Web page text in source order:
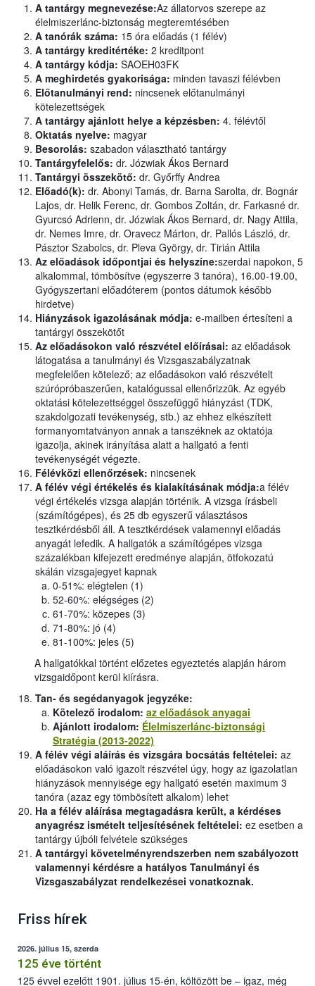
A tantárgy megnevezése:Az állatorvos szerepe az
élelmiszerlánc-biztonság megteremtésében
A tanórák száma: 15 óra előadás (1 félév)
A tantárgy kreditértéke: 2 kreditpont
A tantárgy kódja: SAOEH03FK
A meghirdetés gyakorisága: minden tavaszi félévben
Előtanulmányi rend: nincsenek előtanulmányi
kötelezettségek
A tantárgy ajánlott helye a képzésben: 4. félévtől
Oktatás nyelve: magyar
Besorolás: szabadon választható tantárgy
Tantárgyfelelős: dr. Józwiak Ákos Bernard
Tantárgyi összekötő: dr. Győrffy Andrea
Előadó(k): dr. Abonyi Tamás, dr. Barna Sarolta, dr. Bognár
Lajos, dr. Helik Ferenc, dr. Gombos Zoltán, dr. Farkasné dr.
Gyurcsó Adrienn, dr. Józwiak Ákos Bernard, dr. Nagy Attila,
dr. Nemes Imre, dr. Oravecz Márton, dr. Pallós László, dr.
Pásztor Szabolcs, dr. Pleva György, dr. Tirián Attila
Az előadások időpontjai és helyszíne:szerdai napokon, 5
alkalommal, tömbösítve (egyszerre 3 tanóra), 16.00-19.00,
Gyógyszertani előadóterem (pontos dátumok később
hirdetve)
Hiányzások igazolásának módja: e-mailben értesíteni a
tantárgyi összekötőt
Az előadásokon való részvétel előírásai: az előadások
látogatása a tanulmányi és Vizsgaszabályzatnak
megfelelően kötelező; az előadásokon való részvételt
szúrópróbaszerűen, katalógussal ellenőrizzük. Az egyéb
oktatási kötelezettséggel összefüggő hiányzást (TDK,
szakdolgozati tevékenység, stb.) az ehhez elkészített
formanyomtatványon annak a tanszéknek az oktatója
igazolja, akinek irányítása alatt a hallgató a fenti
tevékenységét végezte.
Félévközi ellenőrzések: nincsenek
A félév végi értékelés és kialakításának módja:a félév
végi értékelés vizsga alapján történik. A vizsga írásbeli
(számítógépes), és 25 db egyszerű választásos
tesztkérdésből áll. A tesztkérdések valamennyi előadás
anyagát lefedik. A hallgatók a számítógépes vizsga
százalékban kifejezett eredménye alapján, ötfokozatú
skálán vizsgajegyet kapnak
0-51%: elégtelen (1)
52-60%: elégséges (2)
61-70%: közepes (3)
71-80%: jó (4)
81-100%: jeles (5)
A hallgatókkal történt előzetes egyeztetés alapján három
vizsgaidőpont kerül kiírásra.
Tan- és segédanyagok jegyzéke:
Kötelező irodalom: az előadások anyagai
Ajánlott irodalom: Élelmiszerlánc-biztonsági
Stratégia (2013-2022)
A félév végi aláírás és vizsgára bocsátás feltételei: az
előadásokon való igazolt részvétel úgy, hogy az igazolatlan
hiányzások mennyisége egy hallgató esetén maximum 3
tanóra (azaz egy tömbösített alkalom) lehet
Ha a félév aláírása megtagadásra került, a kérdéses
anyagrész ismételt teljesítésének feltételei: ez esetben a
tantárgy újbóli felvétele szükséges
A tantárgyi követelményrendszerben nem szabályozott
valamennyi kérdésre a hatályos Tanulmányi és
Vizsgaszabályzat rendelkezései vonatkoznak.
Friss hírek
2026. július 15, szerda
125 éve történt
125 évvel ezelőtt 1901. július 15-én, költözött be – igaz, még